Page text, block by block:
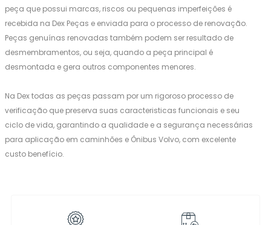
peça que possui marcas, riscos ou pequenas imperfeições é
recebida na Dex Peças e enviada para o processo de renovação.
Peças genuínas renovadas também podem ser resultado de
desmembramentos, ou seja, quando a peça principal é
desmontada e gera outros componentes menores.
Na Dex todas as peças passam por um rigoroso processo de
verificação que preserva suas caracteristicas funcionais e seu
ciclo de vida, garantindo a qualidade e a segurança necessárias
para aplicação em caminhões e Ônibus Volvo, com excelente
custo benefício.